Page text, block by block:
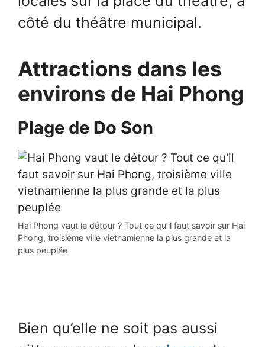
côté du théâtre municipal.
Attractions dans les
environs de Hai Phong
Plage de Do Son
Hai Phong vaut le détour ? Tout ce qu’il faut savoir sur Hai
Phong, troisième ville vietnamienne la plus grande et la
plus peuplée
Bien qu’elle ne soit pas aussi